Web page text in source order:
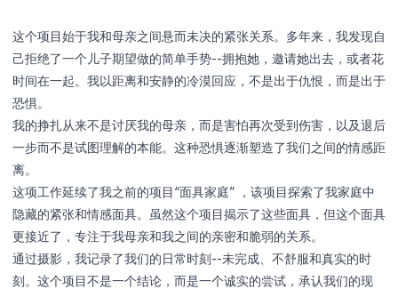
这个项目始于我和母亲之间悬而未决的紧张关系。多年来，我发现自
己拒绝了一个儿子期望做的简单手势--拥抱她，邀请她出去，或者花
时间在一起。我以距离和安静的冷漠回应，不是出于仇恨，而是出于
恐惧。
我的挣扎从来不是讨厌我的母亲，而是害怕再次受到伤害，以及退后
一步而不是试图理解的本能。这种恐惧逐渐塑造了我们之间的情感距
离。
这项工作延续了我之前的项目“面具家庭” ，该项目探索了我家庭中
隐藏的紧张和情感面具。虽然这个项目揭示了这些面具，但这个面具
更接近了，专注于我母亲和我之间的亲密和脆弱的关系。
通过摄影，我记录了我们的日常时刻--未完成、不舒服和真实的时
刻。这个项目不是一个结论，而是一个诚实的尝试，承认我们的现